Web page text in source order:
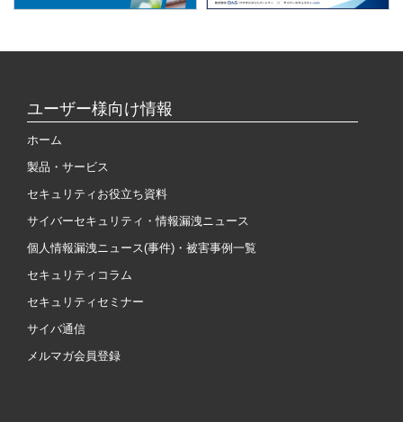
ユーザー様向け情報
ホーム
製品・サービス
セキュリティお役立ち資料
サイバーセキュリティ・情報漏洩ニュース
個人情報漏洩ニュース(事件)・被害事例一覧
セキュリティコラム
セキュリティセミナー
サイバ通信
メルマガ会員登録